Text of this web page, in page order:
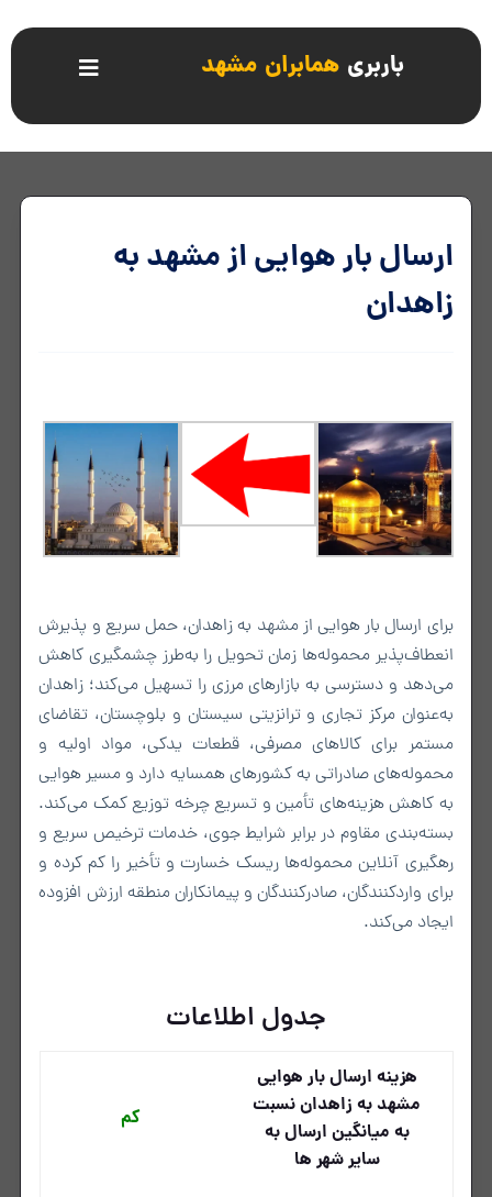
باربریهمابران مشهد
ارسال بار هوایی از مشهد به
زاهدان
برای ارسال بار هوایی از مشهد به زاهدان، حمل سریع و پذیرش
انعطاف‌پذیر محموله‌ها زمان تحویل را به‌طرز چشمگیری کاهش
می‌دهد و دسترسی به بازارهای مرزی را تسهیل می‌کند؛ زاهدان
به‌عنوان مرکز تجاری و ترانزیتی سیستان و بلوچستان، تقاضای
مستمر برای کالاهای مصرفی، قطعات یدکی، مواد اولیه و
محموله‌های صادراتی به کشورهای همسایه دارد و مسیر هوایی
به کاهش هزینه‌های تأمین و تسریع چرخه توزیع کمک می‌کند.
بسته‌بندی مقاوم در برابر شرایط جوی، خدمات ترخیص سریع و
رهگیری آنلاین محموله‌ها ریسک خسارت و تأخیر را کم کرده و
برای واردکنندگان، صادرکنندگان و پیمانکاران منطقه ارزش افزوده
ایجاد می‌کند.
جدول اطلاعات
هزینه ارسال بار هوایی
مشهد به زاهدان نسبت
به میانگین ارسال به
سایر شهر ها
کم